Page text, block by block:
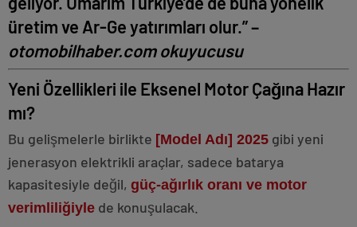
üretim ve Ar-Ge yatırımları olur.” –
otomobilhaber.com okuyucusu
Yeni Özellikleri ile Eksenel Motor Çağına Hazır
mı?
Bu gelişmelerle birlikte [Model Adı] 2025 gibi yeni
jenerasyon elektrikli araçlar, sadece batarya
kapasitesiyle değil, güç-ağırlık oranı ve motor
verimliliğiyle de konuşulacak.